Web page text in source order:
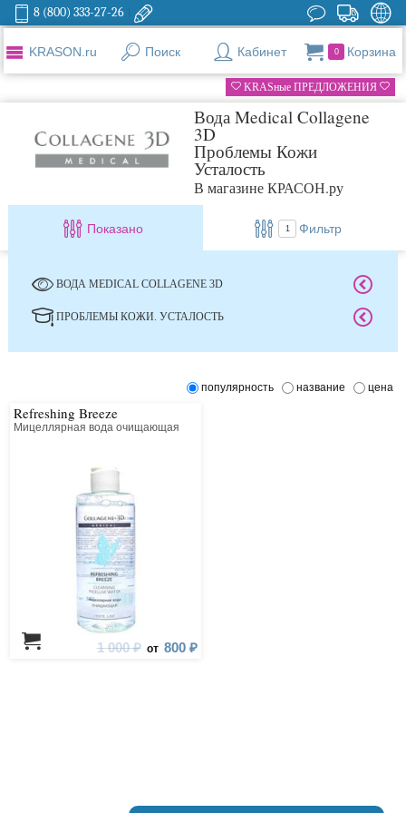
8 (800) 333-27-26
KRASON.ru Поиск Кабинет 0 Корзина
KRASные ПРЕДЛОЖЕНИЯ
Вода Medical Collagene
3D
Проблемы Кожи
Усталость
В магазине КРАСОН.ру
Показано 1 Фильтр
ВОДА MEDICAL COLLAGENE 3D
ПРОБЛЕМЫ КОЖИ. УСТАЛОСТЬ
популярность название цена
Refreshing Breeze
Мицеллярная вода очищающая
1 000 ₽ от 800 ₽